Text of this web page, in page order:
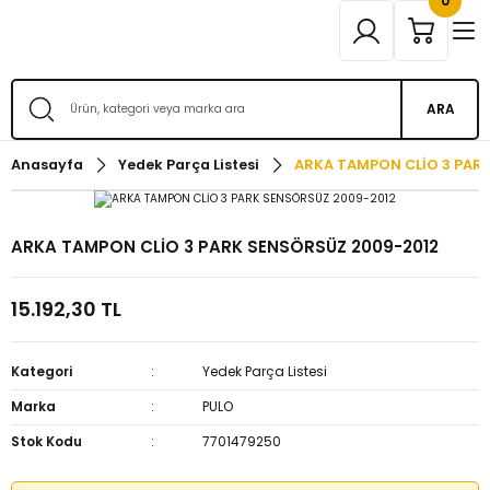
ARA
Anasayfa Yedek Parça Listesi ARKA TAMPON CLİO 3
ARKA TAMPON CLİO 3 PARK SENSÖRSÜZ 2009-2012
15.192,30 TL
Kategori
Yedek Parça Listesi
Marka
PULO
Stok Kodu
7701479250